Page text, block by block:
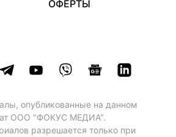
ОФЕРТЫ
опубликованные на данном
ООО "ФОКУС МЕДИА".
разрешается только при